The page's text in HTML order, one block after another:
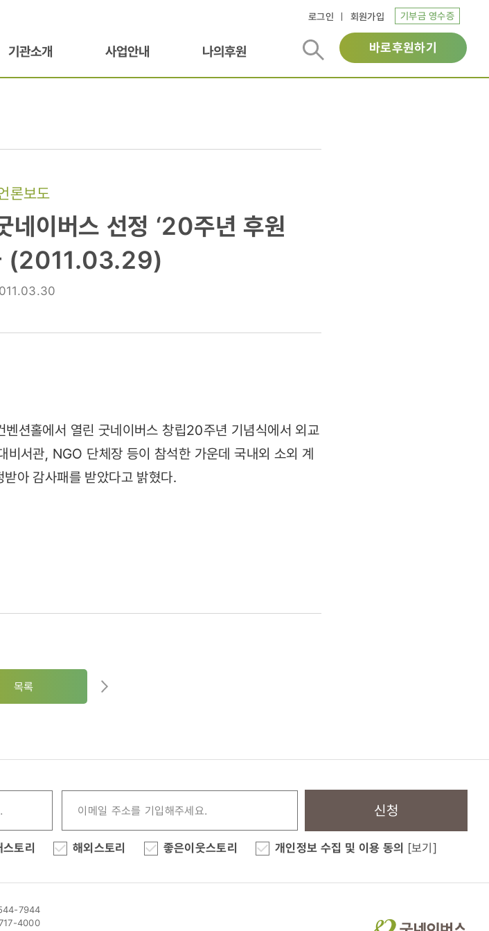
로그인 회원가입 기부금 영수증
기관소개 사업안내 나의후원 바로후원하기
론보도
네이버스 선정 ‘20주년 후원
(2011.03.29)
션홀에서 열린 굿네이버스 창립20주년 기념식에서 외교
비서관, NGO 단체장 등이 참석한 가운데 국내외 소외 계
아 감사패를 받았다고 밝혔다.
목록
신청
토리 해외스토리 좋은이웃스토리 개인정보 수집 및 이용 동의 [보기]
7944
4000